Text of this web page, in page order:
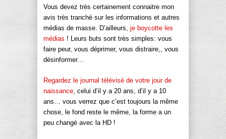
Vous devez très certainement connaitre mon
avis très tranché sur les informations et autres
médias de masse. D’ailleurs, je boycotte les
médias ! Leurs buts sont très simples: vous
faire peur, vous déprimer, vous distraire,, vous
désinformer…
Regardez le journal télévisé de votre jour de
naissance, celui d’il y a 20 ans, d’il y a 10
ans… vous verrez que c’est toujours la même
chose, le fond reste le même, la forme a un
peu changé avec la HD !